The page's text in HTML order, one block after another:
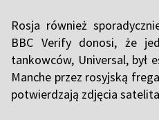
Rosja również
BBC Verify donosi, że
tankowców, Universal, był
Manche przez rosyjską
potwierdzają zdjęcia